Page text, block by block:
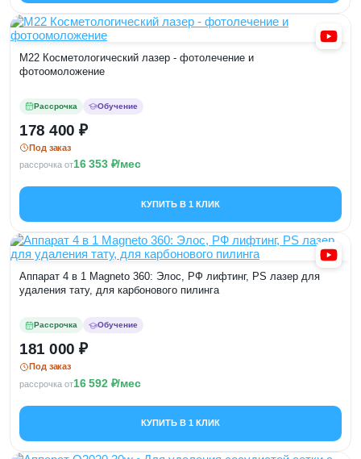
M22 Косметологический лазер - фотолечение и
фотоомоложение
Рассрочка Обучение
178 400
Под заказ
рассрочка от16 353 /мес
КУПИТЬ В 1 КЛИК
Аппарат 4 в 1 Magneto 360: Элос, РФ лифтинг, PS лазер для
удаления тату, для карбонового пилинга
Рассрочка Обучение
181 000
Под заказ
рассрочка от16 592 /мес
КУПИТЬ В 1 КЛИК